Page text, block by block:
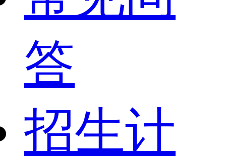
答
招生计